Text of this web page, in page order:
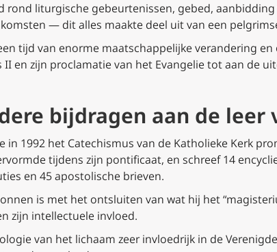
liturgische gebeurtenissen, gebed, aanbidding
— dit alles maakte deel uit van een
tijd van enorme maatschappelijke verandering
en zijn proclamatie van het Evangelie tot aan de
bijdragen aan de leer
in 1992 het Catechismus van de Katholieke Kerk
tijdens zijn pontificaat, en schreef 14
en 45 apostolische brieven.
is met het ontsluiten van wat hij het
zijn intellectuele invloed.
van het lichaam zeer invloedrijk in de